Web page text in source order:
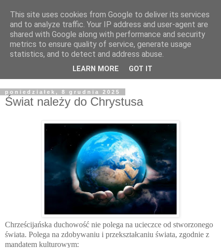
Żyjąc wiarą w REALNYM
świecie
Blog pastora Pawła Bartosika
poniedziałek, 8 grudnia 2025
Świat należy do Chrystusa
Chrześcijańska duchowość nie polega na ucieczce od stworzonego
świata. Polega na zdobywaniu i przekształcaniu świata, zgodnie z
mandatem kulturowym:
This site uses cookies from Google to deliver its services
and to analyze traffic. Your IP address and user-agent are
shared with Google along with performance and security
metrics to ensure quality of service, generate usage
statistics, and to detect and address abuse.
LEARN MORE GOT IT